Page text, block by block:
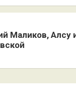
Маликов, Алсу